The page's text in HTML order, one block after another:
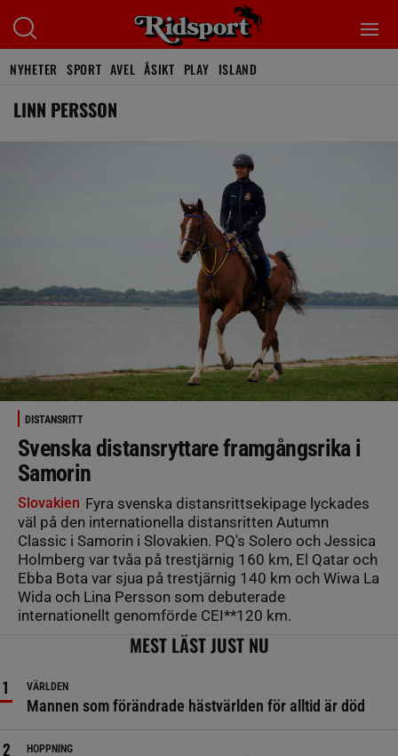
NYHETER SPORT AVEL ÅSIKT PLAY ISLAND
LINN PERSSON
DISTANSRITT
Svenska distansryttare framgångsrika i
Samorin
Slovakien Fyra svenska distansrittsekipage lyckades
väl på den internationella distansritten Autumn
Classic i Samorin i Slovakien. PQ's Solero och Jessica
Holmberg var tvåa på trestjärnig 160 km, El Qatar och
Ebba Bota var sjua på trestjärnig 140 km och Wiwa La
Wida och Lina Persson som debuterade
internationellt genomförde CEI**120 km.
MEST LÄST JUST NU
VÄRLDEN
Mannen som förändrade hästvärlden för alltid är död
HOPPNING